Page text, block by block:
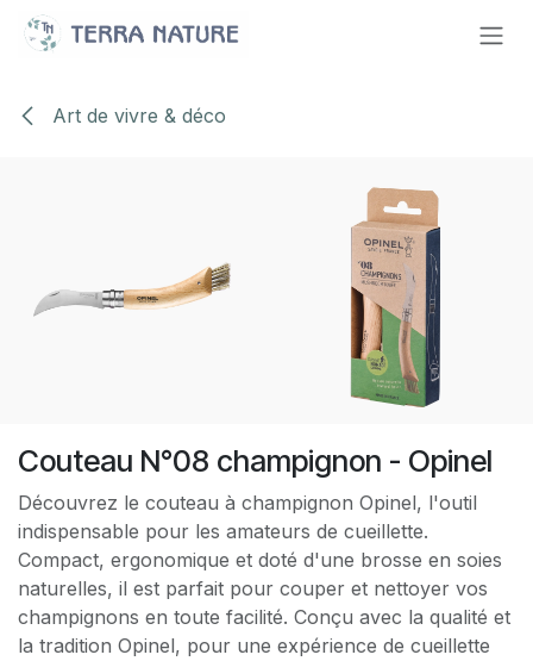
Se rendre au contenu
Art de vivre & déco
Couteau N°08 champignon - Opinel
Découvrez le couteau à champignon Opinel, l'outil
indispensable pour les amateurs de cueillette.
Compact, ergonomique et doté d'une brosse en soies
naturelles, il est parfait pour couper et nettoyer vos
champignons en toute facilité. Conçu avec la qualité et
la tradition Opinel, pour une expérience de cueillette